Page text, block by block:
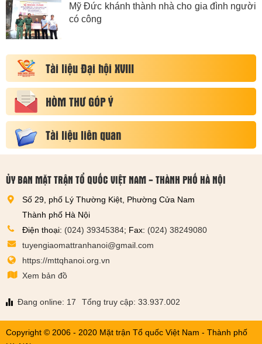
Mỹ Đức khánh thành nhà cho gia đình người
có công
Tài liệu Đại hội XVIII
HÒM THƯ GÓP Ý
Tài liệu liên quan
ỦY BAN MẶT TRẬN TỔ QUỐC VIỆT NAM - THÀNH PHỐ HÀ NỘI
Số 29, phố Lý Thường Kiệt, Phường Cửa Nam
Thành phố Hà Nội
Điện thoại: (024) 39345384; Fax: (024) 38249080
tuyengiaomattranhanoi@gmail.com
https://mttqhanoi.org.vn
Xem bản đồ
Đang online: 17 Tổng truy cập: 33.937.002
Copyright © 2006 - 2020 Mặt trận Tổ quốc Việt Nam - Thành phố